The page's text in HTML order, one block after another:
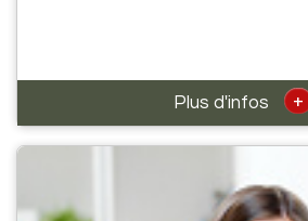
Plus d'infos +